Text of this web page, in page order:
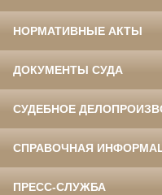
НОРМАТИВНЫЕ АКТЫ
ДОКУМЕНТЫ СУДА
СУДЕБНОЕ
СПРАВОЧНАЯ
ПРЕСС-СЛУЖБА